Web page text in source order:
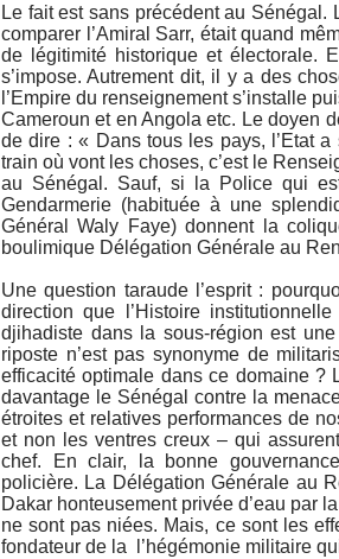
Le fait est sans précédent au
comparer l’Amiral Sarr, était quand
de légitimité historique et électorale.
s’impose. Autrement dit, il y a des
l’Empire du renseignement s’installe
Cameroun et en Angola etc. Le doyen
de dire : « Dans tous les pays, l’Etat
train où vont les choses, c’est le
au Sénégal. Sauf, si la Police qui
Gendarmerie (habituée à une
Général Waly Faye) donnent la
boulimique Délégation Générale au
Une question taraude l’esprit :
direction que l’Histoire
djihadiste dans la sous-région est
riposte n’est pas synonyme de
efficacité optimale dans ce domaine ?
davantage le Sénégal contre la
étroites et relatives performances de
et non les ventres creux – qui
chef. En clair, la bonne
policière. La Délégation Générale au
Dakar honteusement privée d’eau par
ne sont pas niées. Mais, ce sont les
fondateur de la l’hégémonie militaire